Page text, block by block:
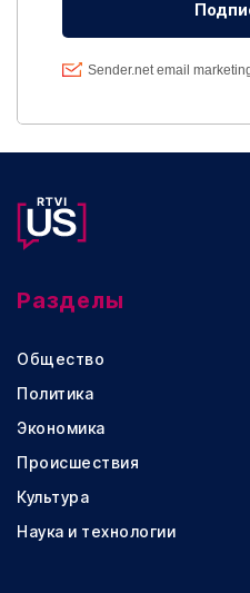
Разделы
Общество
Политика
Экономика
Происшествия
Культура
Наука и технологии